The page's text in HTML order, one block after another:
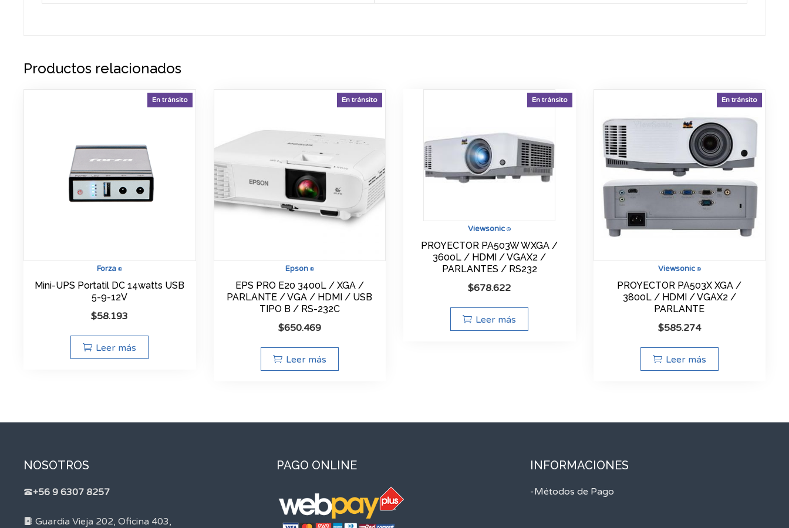
Productos relacionados
Forza ®
En tránsito
Mini-UPS Portatil DC 14watts USB
5-9-12V
$58.193
Leer más
Epson®
En tránsito
EPS PRO E20 3400L / XGA /
PARLANTE / VGA / HDMI / USB
TIPO B / RS-232C
$650.469
Leer más
Viewsonic ®
En tránsito
PROYECTOR PA503W WXGA /
3600L / HDMI / VGAX2 /
PARLANTES / RS232
$678.622
Leer más
Viewsonic®
En tránsito
PROYECTOR PA503X XGA /
3800L / HDMI / VGAX2 /
PARLANTE
$585.274
Leer más
NOSOTROS
+56 9 6307 8257
Guardia Vieja 202, Oficina 403,
PAGO ONLINE INFORMACIONES
-Métodos de Pago